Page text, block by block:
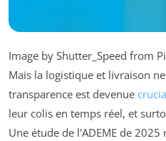
Image by Shutter_Speed from
Mais la logistique et livraison
transparence est devenue
leur colis en temps réel, et
Une étude de l'ADEME de